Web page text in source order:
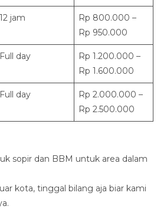
12 jam
Rp 800.000 –
Rp 950.000
Full day
Rp 1.200.000 –
Rp 1.600.000
Full day
Rp 2.000.000 –
Rp 2.500.000
sopir dan BBM untuk area dalam
kota, tinggal bilang aja biar kami